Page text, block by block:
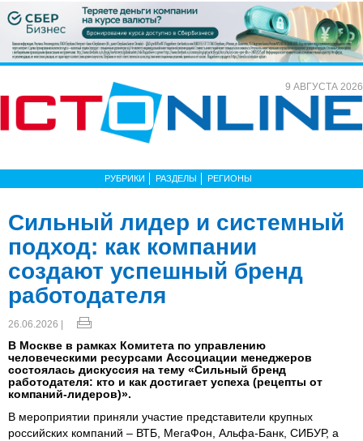
9 АВГУСТА 2026
РУБРИКИ РАЗДЕЛЫ РЕГИОНЫ
Сильный лидер и системный
подход: как компании
создают успешный бренд
работодателя
26.06.2026 |
В Москве в рамках Комитета по управлению
человеческими ресурсами Ассоциации менеджеров
состоялась дискуссия на тему «Сильный бренд
работодателя: кто и как достигает успеха (рецепты от
компаний-лидеров)».
В мероприятии приняли участие представители крупных
российских компаний – ВТБ, МегаФон, Альфа-Банк, СИБУР, а